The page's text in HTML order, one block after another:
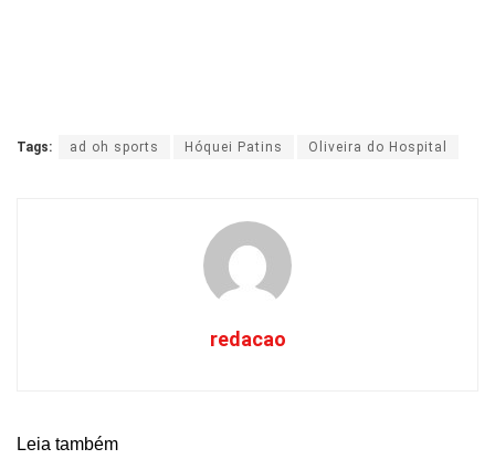
Tags: ad oh sports Hóquei Patins Oliveira do Hospital
redacao
Leia também